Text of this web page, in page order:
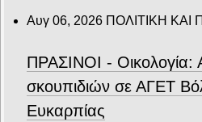
Αυγ 06, 2026 ΠΟΛΙΤΙΚΗ ΚΑΙ
ΠΡΑΣΙΝΟΙ - Οικολογία:
σκουπιδιών σε ΑΓΕΤ
Ευκαρπίας